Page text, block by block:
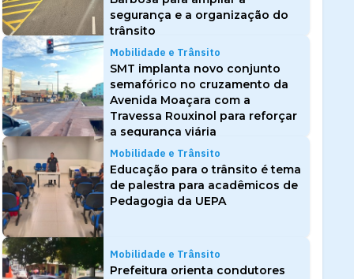
segurança e a organização do
trânsito
Mobilidade e Trânsito
SMT implanta novo conjunto
semafórico no cruzamento da
Avenida Moaçara com a
Travessa Rouxinol para reforçar
a segurança viária
Mobilidade e Trânsito
Educação para o trânsito é tema
de palestra para acadêmicos de
Pedagogia da UEPA
Mobilidade e Trânsito
Prefeitura orienta condutores